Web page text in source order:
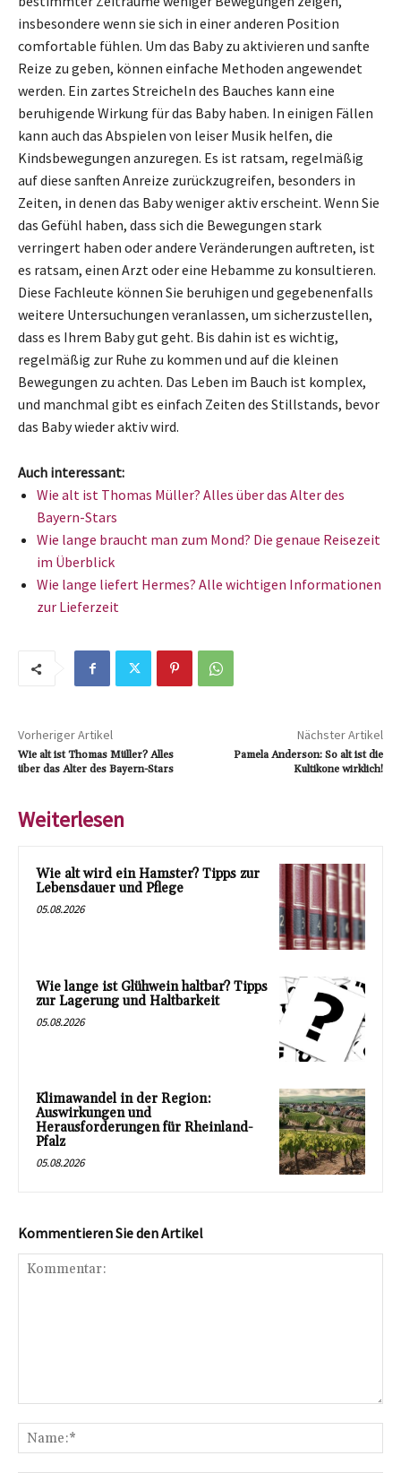
insbesondere wenn sie sich in einer anderen Position
comfortable fühlen. Um das Baby zu aktivieren und sanfte
Reize zu geben, können einfache Methoden angewendet
werden. Ein zartes Streicheln des Bauches kann eine
beruhigende Wirkung für das Baby haben. In einigen Fällen
kann auch das Abspielen von leiser Musik helfen, die
Kindsbewegungen anzuregen. Es ist ratsam, regelmäßig
auf diese sanften Anreize zurückzugreifen, besonders in
Zeiten, in denen das Baby weniger aktiv erscheint. Wenn Sie
das Gefühl haben, dass sich die Bewegungen stark
verringert haben oder andere Veränderungen auftreten, ist
es ratsam, einen Arzt oder eine Hebamme zu konsultieren.
Diese Fachleute können Sie beruhigen und gegebenenfalls
weitere Untersuchungen veranlassen, um sicherzustellen,
dass es Ihrem Baby gut geht. Bis dahin ist es wichtig,
regelmäßig zur Ruhe zu kommen und auf die kleinen
Bewegungen zu achten. Das Leben im Bauch ist komplex,
und manchmal gibt es einfach Zeiten des Stillstands, bevor
das Baby wieder aktiv wird.
Auch interessant:
Wie alt ist Thomas Müller? Alles über das Alter des
Bayern-Stars
Wie lange braucht man zum Mond? Die genaue Reisezeit
im Überblick
Wie lange liefert Hermes? Alle wichtigen Informationen
zur Lieferzeit
Vorheriger Artikel
Wie alt ist Thomas Müller? Alles
über das Alter des Bayern-Stars
Nächster Artikel
Pamela Anderson: So alt ist die
Kultikone wirklich!
Weiterlesen
Wie alt wird ein Hamster? Tipps zur
Lebensdauer und Pflege
05.08.2026
Wie lange ist Glühwein haltbar? Tipps
zur Lagerung und Haltbarkeit
05.08.2026
Klimawandel in der Region:
Auswirkungen und
Herausforderungen für Rheinland-
Pfalz
05.08.2026
Kommentieren Sie den Artikel